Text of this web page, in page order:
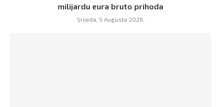
milijardu eura bruto prihoda
Srijeda, 5 Augusta 2026,